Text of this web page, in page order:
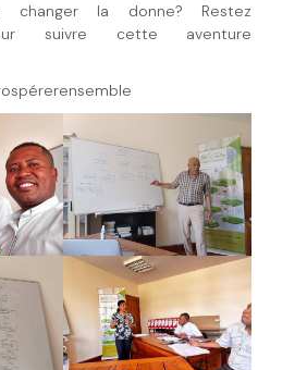
changer la donne? Restez
suivre cette aventure